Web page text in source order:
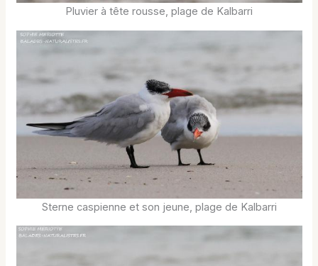
Pluvier à tête rousse, plage de Kalbarri
Sterne caspienne et son jeune, plage de Kalbarri